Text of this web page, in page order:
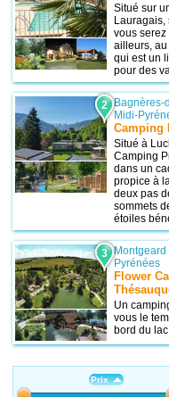
Situé sur
Lauragais,
vous
ailleurs, au
qui est un
pour des
2 Bagnères-
Midi-
Camping
Situé à
Camping
dans un
propice à
deux pas
sommets
étoiles
3 Montgeard
Pyrénées
Flower
Un
vous le
bord du
Prix